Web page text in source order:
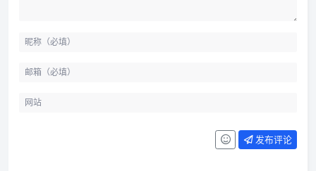
发布评论